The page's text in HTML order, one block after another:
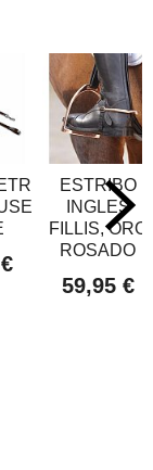
ESTRIBO
INGLES
FILLIS, ORO
ROSADO
59,95 €